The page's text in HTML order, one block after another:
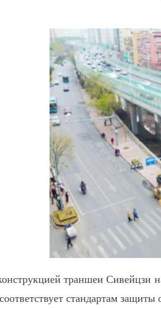
траншеи Сивейцзи
стандартам